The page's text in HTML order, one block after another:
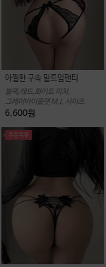
아찔한 구속 밑트임팬티
블랙,레드,화이트 피치,
그레이바이올렛 M,L 사이즈
6,600원